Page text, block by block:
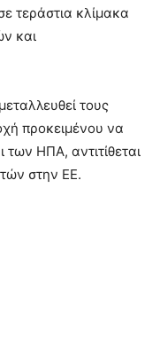
τεράστια κλίμακα
και
τους
προκειμένου να
των ΗΠΑ, αντιτίθεται
στην ΕΕ.